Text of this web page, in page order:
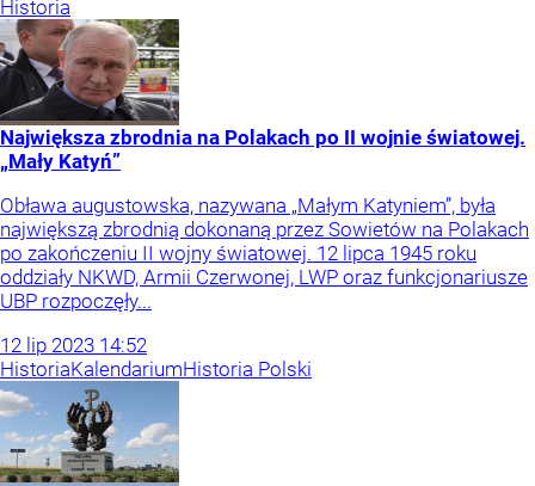
Historia
Największa zbrodnia na Polakach po II wojnie światowej.
„Mały Katyń”
Obława augustowska, nazywana „Małym Katyniem”, była
największą zbrodnią dokonaną przez Sowietów na Polakach
po zakończeniu II wojny światowej. 12 lipca 1945 roku
oddziały NKWD, Armii Czerwonej, LWP oraz funkcjonariusze
UBP rozpoczęły...
12 lip 2023 14:52
HistoriaKalendariumHistoria Polski